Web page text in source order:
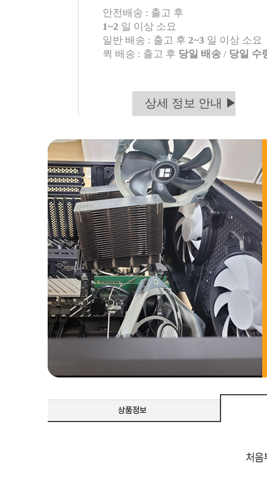
안전배송 : 출고 후
1~2 일 이상 소요
일반 배송 : 출고 후 2~3 일 이상 소요
퀵 배송 : 출고 후 당일 배송 / 당일 수
상세 정보 안내 ▶